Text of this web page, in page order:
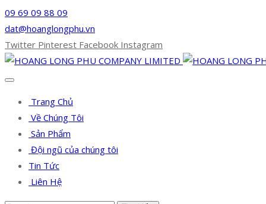
09 69 09 88 09
dat@hoanglongphu.vn
Twitter Pinterest Facebook Instagram
Trang Chủ
Về Chúng Tôi
Sản Phẩm
Đội ngũ của chúng tôi
Tin Tức
Liên Hệ